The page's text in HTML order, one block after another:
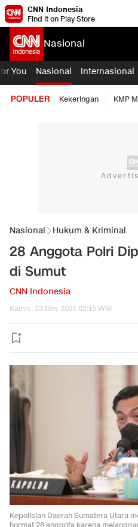
CNN Indonesia
Find it on Play Store
Nasional
You Nasional Internasional
POPULER Kekeringan KMP
Nasional Hukum & Kriminal
28 Anggota Polri
di Sumut
CNN Indonesia
Kamis, 23 Des 2021 02:15 WIB
Kepolisian Daerah Sumatera Utara
hormat 28 anggota karena